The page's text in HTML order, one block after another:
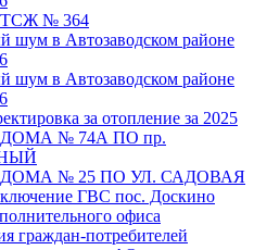
№ 364
в Автозаводском районе
в Автозаводском районе
за отопление за 2025
№ 74А ПО пр.
№ 25 ПО УЛ. САДОВАЯ
ГВС пос. Доскино
офиса
граждан-потребителей